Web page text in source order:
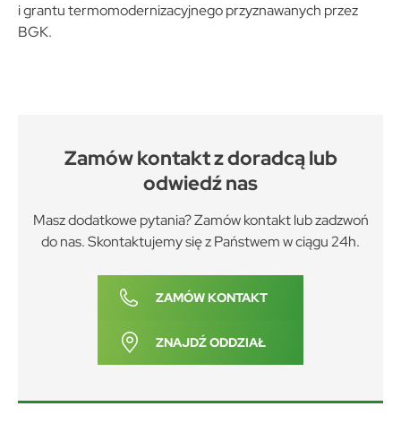
i grantu termomodernizacyjnego przyznawanych przez
BGK.
Zamów kontakt z doradcą lub
odwiedź nas
Masz dodatkowe pytania? Zamów kontakt lub zadzwoń
do nas. Skontaktujemy się z Państwem w ciągu 24h.
ZAMÓW KONTAKT
ZNAJDŹ ODDZIAŁ